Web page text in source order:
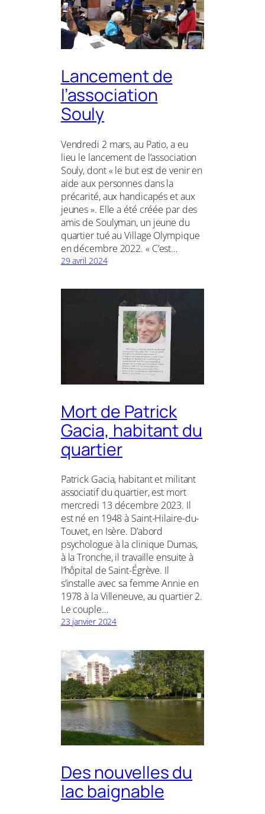
Lancement de
l’association
Souly
Vendredi 2 mars, au Patio, a eu
lieu le lancement de l’association
Souly, dont « le but est de venir en
aide aux personnes dans la
précarité, aux handicapés et aux
jeunes ». Elle a été créée par des
amis de Soulyman, un jeune du
quartier tué au Village Olympique
en décembre 2022. « C’est…
29 avril 2024
Mort de Patrick
Gacia, habitant du
quartier
Patrick Gacia, habitant et militant
associatif du quartier, est mort
mercredi 13 décembre 2023. Il
est né en 1948 à Saint-Hilaire-du-
Touvet, en Isère. D’abord
psychologue à la clinique Dumas,
à la Tronche, il travaille ensuite à
l’hôpital de Saint-Égrève. Il
s’installe avec sa femme Annie en
1978 à la Villeneuve, au quartier 2.
Le couple…
23 janvier 2024
Des nouvelles du
lac baignable